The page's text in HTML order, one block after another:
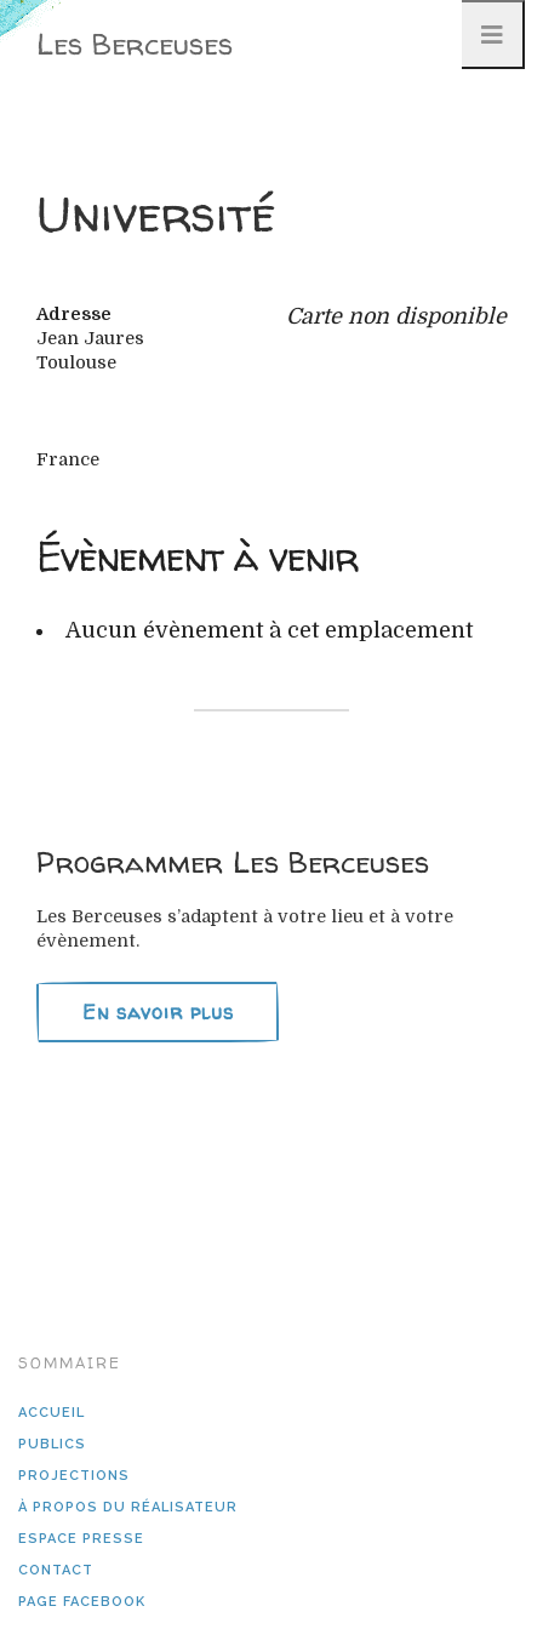
Aller
au
Les Berceuses
Université
Carte non disponible
Adresse
Jean Jaures
Toulouse
France
Évènement à venir
Aucun évènement à cet emplacement
Programmer Les Berceuses
Les Berceuses s’adaptent à votre lieu et à votre
évènement.
En savoir plus
SOMMAIRE
ACCUEIL
PUBLICS
PROJECTIONS
À PROPOS DU RÉALISATEUR
ESPACE PRESSE
CONTACT
PAGE FACEBOOK